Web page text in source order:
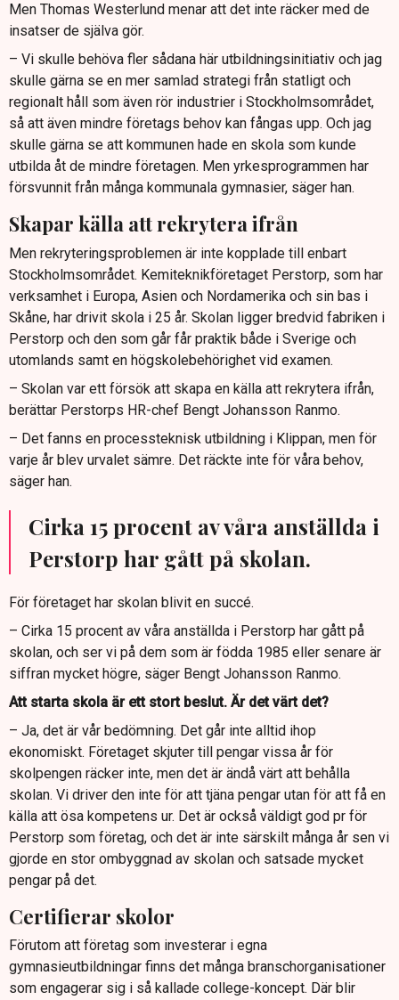
Men Thomas Westerlund menar att det inte räcker med de
insatser de själva gör.
– Vi skulle behöva fler sådana här utbildningsinitiativ och jag
skulle gärna se en mer samlad strategi från statligt och
regionalt håll som även rör industrier i Stockholmsområdet,
så att även mindre företags behov kan fångas upp. Och jag
skulle gärna se att kommunen hade en skola som kunde
utbilda åt de mindre företagen. Men yrkesprogrammen har
försvunnit från många kommunala gymnasier, säger han.
Skapar källa att rekrytera ifrån
Men rekryteringsproblemen är inte kopplade till enbart
Stockholmsområdet. Kemiteknikföretaget Perstorp, som har
verksamhet i Europa, Asien och Nordamerika och sin bas i
Skåne, har drivit skola i 25 år. Skolan ligger bredvid fabriken i
Perstorp och den som går får praktik både i Sverige och
utomlands samt en högskolebehörighet vid examen.
– Skolan var ett försök att skapa en källa att rekrytera ifrån,
berättar Perstorps HR-chef Bengt Johansson Ranmo.
– Det fanns en processteknisk utbildning i Klippan, men för
varje år blev urvalet sämre. Det räckte inte för våra behov,
säger han.
Cirka 15 procent av våra anställda i
Perstorp har gått på skolan.
För företaget har skolan blivit en succé.
– Cirka 15 procent av våra anställda i Perstorp har gått på
skolan, och ser vi på dem som är födda 1985 eller senare är
siffran mycket högre, säger Bengt Johansson Ranmo.
Att starta skola är ett stort beslut. Är det värt det?
– Ja, det är vår bedömning. Det går inte alltid ihop
ekonomiskt. Företaget skjuter till pengar vissa år för
skolpengen räcker inte, men det är ändå värt att behålla
skolan. Vi driver den inte för att tjäna pengar utan för att få en
källa att ösa kompetens ur. Det är också väldigt god pr för
Perstorp som företag, och det är inte särskilt många år sen vi
gjorde en stor ombyggnad av skolan och satsade mycket
pengar på det.
Certifierar skolor
Förutom att företag som investerar i egna
gymnasieutbildningar finns det många branschorganisationer
som engagerar sig i så kallade college-koncept. Där blir